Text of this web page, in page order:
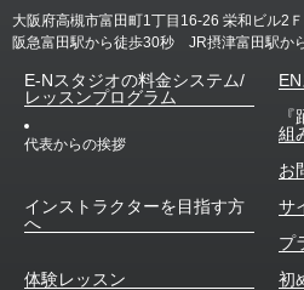
大阪府高槻市富田町1丁目16-26 栄和ビル2Ｆ
阪急富田駅から徒歩30秒 JR摂津富田駅か
E-Nスタジオの料金システム/
レッスンプログラム
代表からの挨拶
組
お
インストラクターを目指す方
へ
サ
プ
体験レッスン
初